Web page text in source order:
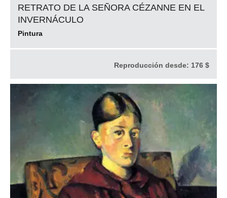
RETRATO DE LA SEÑORA CÉZANNE EN EL
INVERNÁCULO
Pintura
Reproducción desde: 176 $